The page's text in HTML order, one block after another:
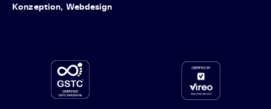
Konzeption, Webdesign